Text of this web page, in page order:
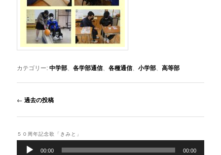
カテゴリー:中学部 、各学部通信、各種通信、小学部 、高等部
投
ナ
ゲ
← 過去の投稿
５０周年記念歌「きみと」
00:00 00:00